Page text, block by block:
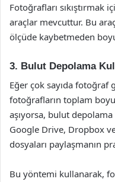
Fotoğrafları sıkıştırmak
araçlar mevcuttur. Bu
ölçüde kaybetmeden
3. Bulut Depolama
Eğer çok sayıda
fotoğrafların toplam
aşıyorsa, bulut
Google Drive, Dropbox
dosyaları paylaşmanın
Bu yöntemi kullanarak,